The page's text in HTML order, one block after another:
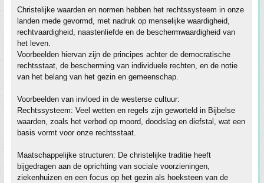
Christelijke waarden en normen hebben het rechtssysteem in onze
landen mede gevormd, met nadruk op menselijke waardigheid,
rechtvaardigheid, naastenliefde en de beschermwaardigheid van
het leven.
Voorbeelden hiervan zijn de principes achter de democratische
rechtsstaat, de bescherming van individuele rechten, en de notie
van het belang van het gezin en gemeenschap.
Voorbeelden van invloed in de westerse cultuur:
Rechtssysteem: Veel wetten en regels zijn geworteld in Bijbelse
waarden, zoals het verbod op moord, doodslag en diefstal, wat een
basis vormt voor onze rechtsstaat.
Maatschappelijke structuren: De christelijke traditie heeft
bijgedragen aan de oprichting van sociale voorzieningen,
ziekenhuizen en een focus op het gezin als hoeksteen van de